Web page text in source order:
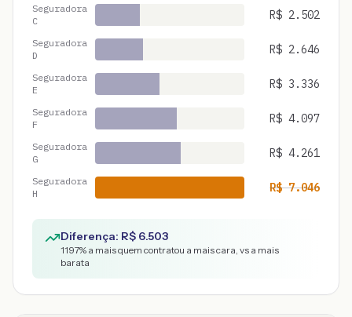
Seguradora
C
R$ 2.502
Seguradora
D
R$ 2.646
Seguradora
E
R$ 3.336
Seguradora
F
R$ 4.097
Seguradora
G
R$ 4.261
Seguradora
H
R$7.046
Diferença: R$ 6.503
1197% a mais quem contratou a mais cara, vs a mais
barata